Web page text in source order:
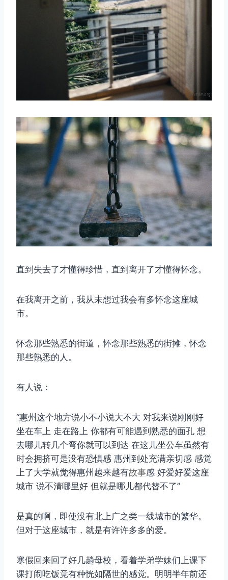
直到失去了才懂得珍惜，直到离开了才懂得怀念。
在我离开之前，我从未想过我会有多怀念这座城
市。
怀念那些熟悉的街道，怀念那些熟悉的街摊，怀念
那些熟悉的人。
有人说：
“惠州这个地方说小不小说大不大 对我来说刚刚好
坐在车上 走在路上 你都有可能遇到熟悉的面孔 想
去哪儿转几个弯你就可以到达 在这儿坐公车虽然有
时会拥挤可是没有恐惧感 惠州到处充满亲切感 感觉
上了大学就觉得惠州越来越有故事感 好爱好爱这座
城市 说不清哪里好 但就是哪儿都代替不了”
是真的啊，即使没有北上广之类一线城市的繁华。
但对于这座城市，就是有许许多多的爱。
寒假回来回了好几趟母校，看着学弟学妹们上课下
课打闹吃饭竟有种恍如隔世的感觉。明明半年前还